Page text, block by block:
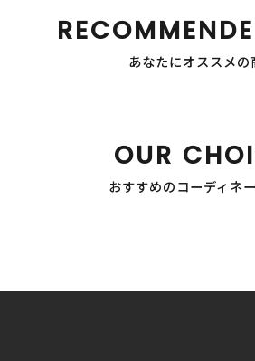
あなたにオススメの
OUR
おすすめのコーディネ